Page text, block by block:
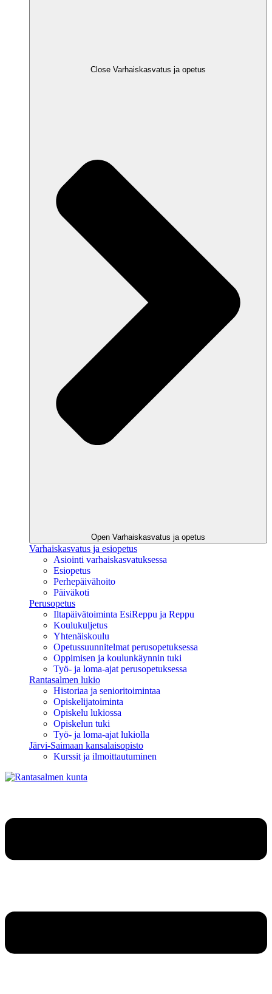
Close Varhaiskasvatus ja opetus
Open Varhaiskasvatus ja opetus
Varhaiskasvatus ja esiopetus
Asiointi varhaiskasvatuksessa
Esiopetus
Perhepäivähoito
Päiväkoti
Perusopetus
Iltapäivätoiminta EsiReppu ja Reppu
Koulukuljetus
Yhtenäiskoulu
Opetussuunnitelmat perusopetuksessa
Oppimisen ja koulunkäynnin tuki
Työ- ja loma-ajat perusopetuksessa
Rantasalmen lukio
Historiaa ja senioritoimintaa
Opiskelijatoiminta
Opiskelu lukiossa
Opiskelun tuki
Työ- ja loma-ajat lukiolla
Järvi-Saimaan kansalaisopisto
Kurssit ja ilmoittautuminen